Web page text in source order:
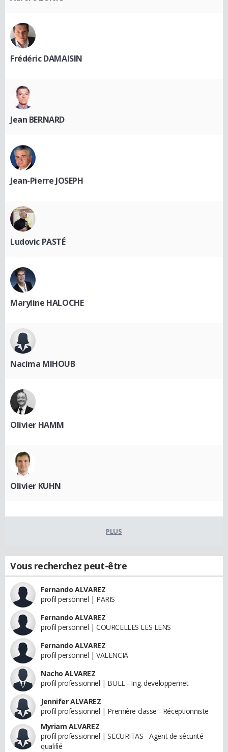
Frédéric DAMAISIN
Jean BERNARD
Jean-Pierre JOSEPH
Ludovic PASTÉ
Maryline HALOCHE
Nacima MIHOUB
Olivier HAMM
Olivier KUHN
PLUS
Vous recherchez peut-être
Fernando ALVAREZ
profil personnel | PARIS
Fernando ALVAREZ
profil personnel | COURCELLES LES LENS
Fernando ALVAREZ
profil personnel | VALENCIA
Nacho ALVAREZ
profil professionnel | BULL - Ing. developpemet
Jennifer ALVAREZ
profil professionnel | Première classe - Réceptionniste
Myriam ALVAREZ
profil professionnel | SECURITAS - Agent de sécurité
qualifié